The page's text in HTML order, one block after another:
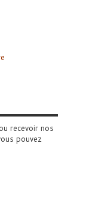
recevoir nos
pouvez